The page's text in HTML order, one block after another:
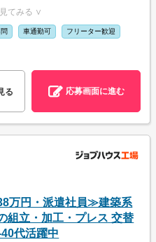
てみる ∨
車通勤可 フリーター歓迎
る 応募画面に進む
万円・派遣社員≫建築系
組立・加工・プレス 交替
代活躍中